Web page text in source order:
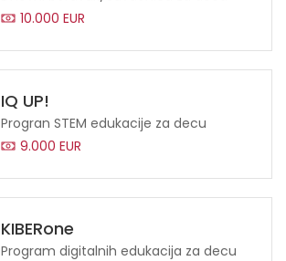
10.000 EUR
IQ UP!
Progran STEM edukacije za decu
9.000 EUR
KIBERone
Program digitalnih edukacija za decu